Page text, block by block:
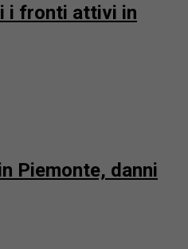
i fronti attivi in
Piemonte, danni